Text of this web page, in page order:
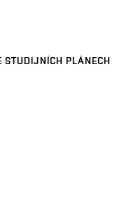
STUDIJNÍCH PLÁNECH